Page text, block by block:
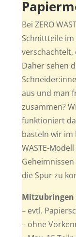
Bei ZERO
Schnittteile
verschachtelt,
Daher sehen
aus und man
zusammen?
funktioniert
basteln wir im
WASTE-
Geheimnissen
die Spur zu
Mitzubringen
– evtl.
– ohne